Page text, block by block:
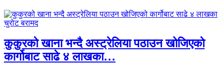
कुकुरको खाना भन्दै अस्ट्रेलिया पठाउन खोजिएको
कार्गोबाट साढे ४ लाखका…